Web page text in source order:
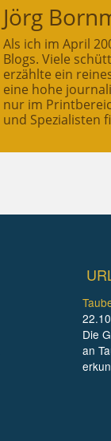
Jörg
Als ich im April
Blogs. Viele
erzählte ein
eine hohe
nur im
und Spezialisten
Die
an